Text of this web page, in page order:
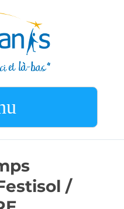
/